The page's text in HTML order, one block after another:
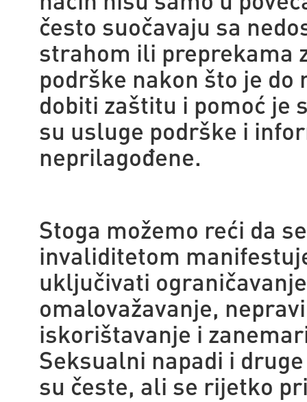
često suočavaju sa
strahom ili preprekama
podrške nakon što je
dobiti zaštitu i pomoć je
su usluge podrške i
neprilagođene.
Stoga možemo reći da
invaliditetom
uključivati
omalovažavanje,
iskorištavanje i
Seksualni napadi i
su česte, ali se rijetko